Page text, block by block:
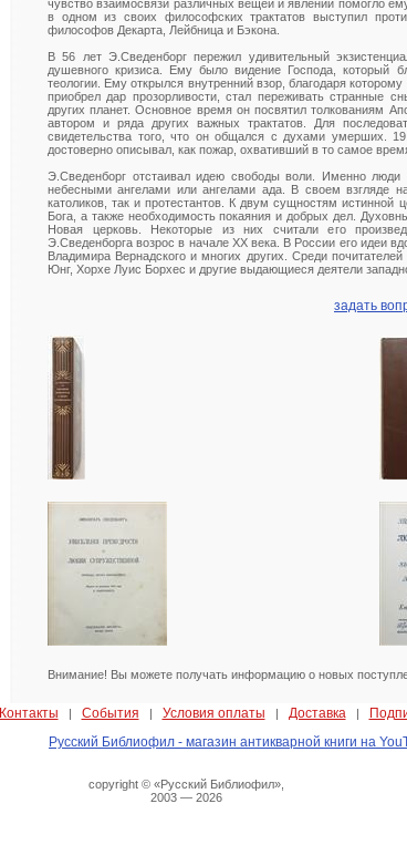
чувство взаимосвязи различных вещей и явлений помогло
в одном из своих философских трактатов выступил
философов Декарта, Лейбница и Бэкона.
В 56 лет Э.Сведенборг пережил удивительный
душевного кризиса. Ему было видение Господа, который
теологии. Ему открылся внутренний взор, благодаря
приобрел дар прозорливости, стал переживать странные
других планет. Основное время он посвятил толкованиям
автором и ряда других важных трактатов. Для
свидетельства того, что он общался с духами умерших.
достоверно описывал, как пожар, охвативший в то самое
Э.Сведенборг отстаивал идею свободы воли. Именно люди
небесными ангелами или ангелами ада. В своем взгляде
католиков, так и протестантов. К двум сущностям истинной
Бога, а также необходимость покаяния и добрых дел.
Новая церковь. Некоторые из них считали его
Э.Сведенборга возрос в начале ХХ века. В России его идеи
Владимира Вернадского и многих других. Среди
Юнг, Хорхе Луис Борхес и другие выдающиеся деятели
задать
Внимание! Вы можете получать информацию о новых
Контакты | События | Условия оплаты | Доставка |
Русский Библиофил - магазин антикварной книги на
copyright © «Русский Библиофил»,
2003 — 2026